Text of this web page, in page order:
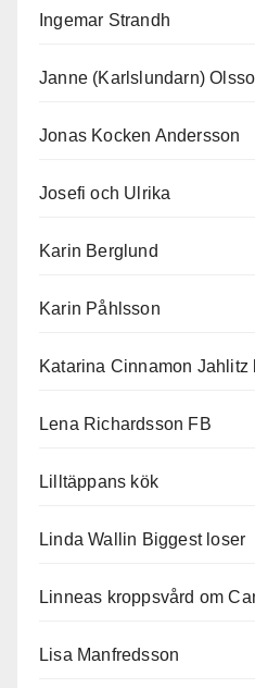
Ingemar Strandh
Janne (Karlslundarn)
Jonas Kocken Andersson
Josefi och Ulrika
Karin Berglund
Karin Påhlsson
Katarina Cinnamon Jahlitz
Lena Richardsson FB
Lilltäppans kök
Linda Wallin Biggest loser
Linneas kroppsvård om
Lisa Manfredsson